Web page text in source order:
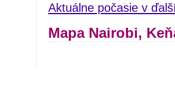
Aktuálne počasie v
Mapa Nairobi,